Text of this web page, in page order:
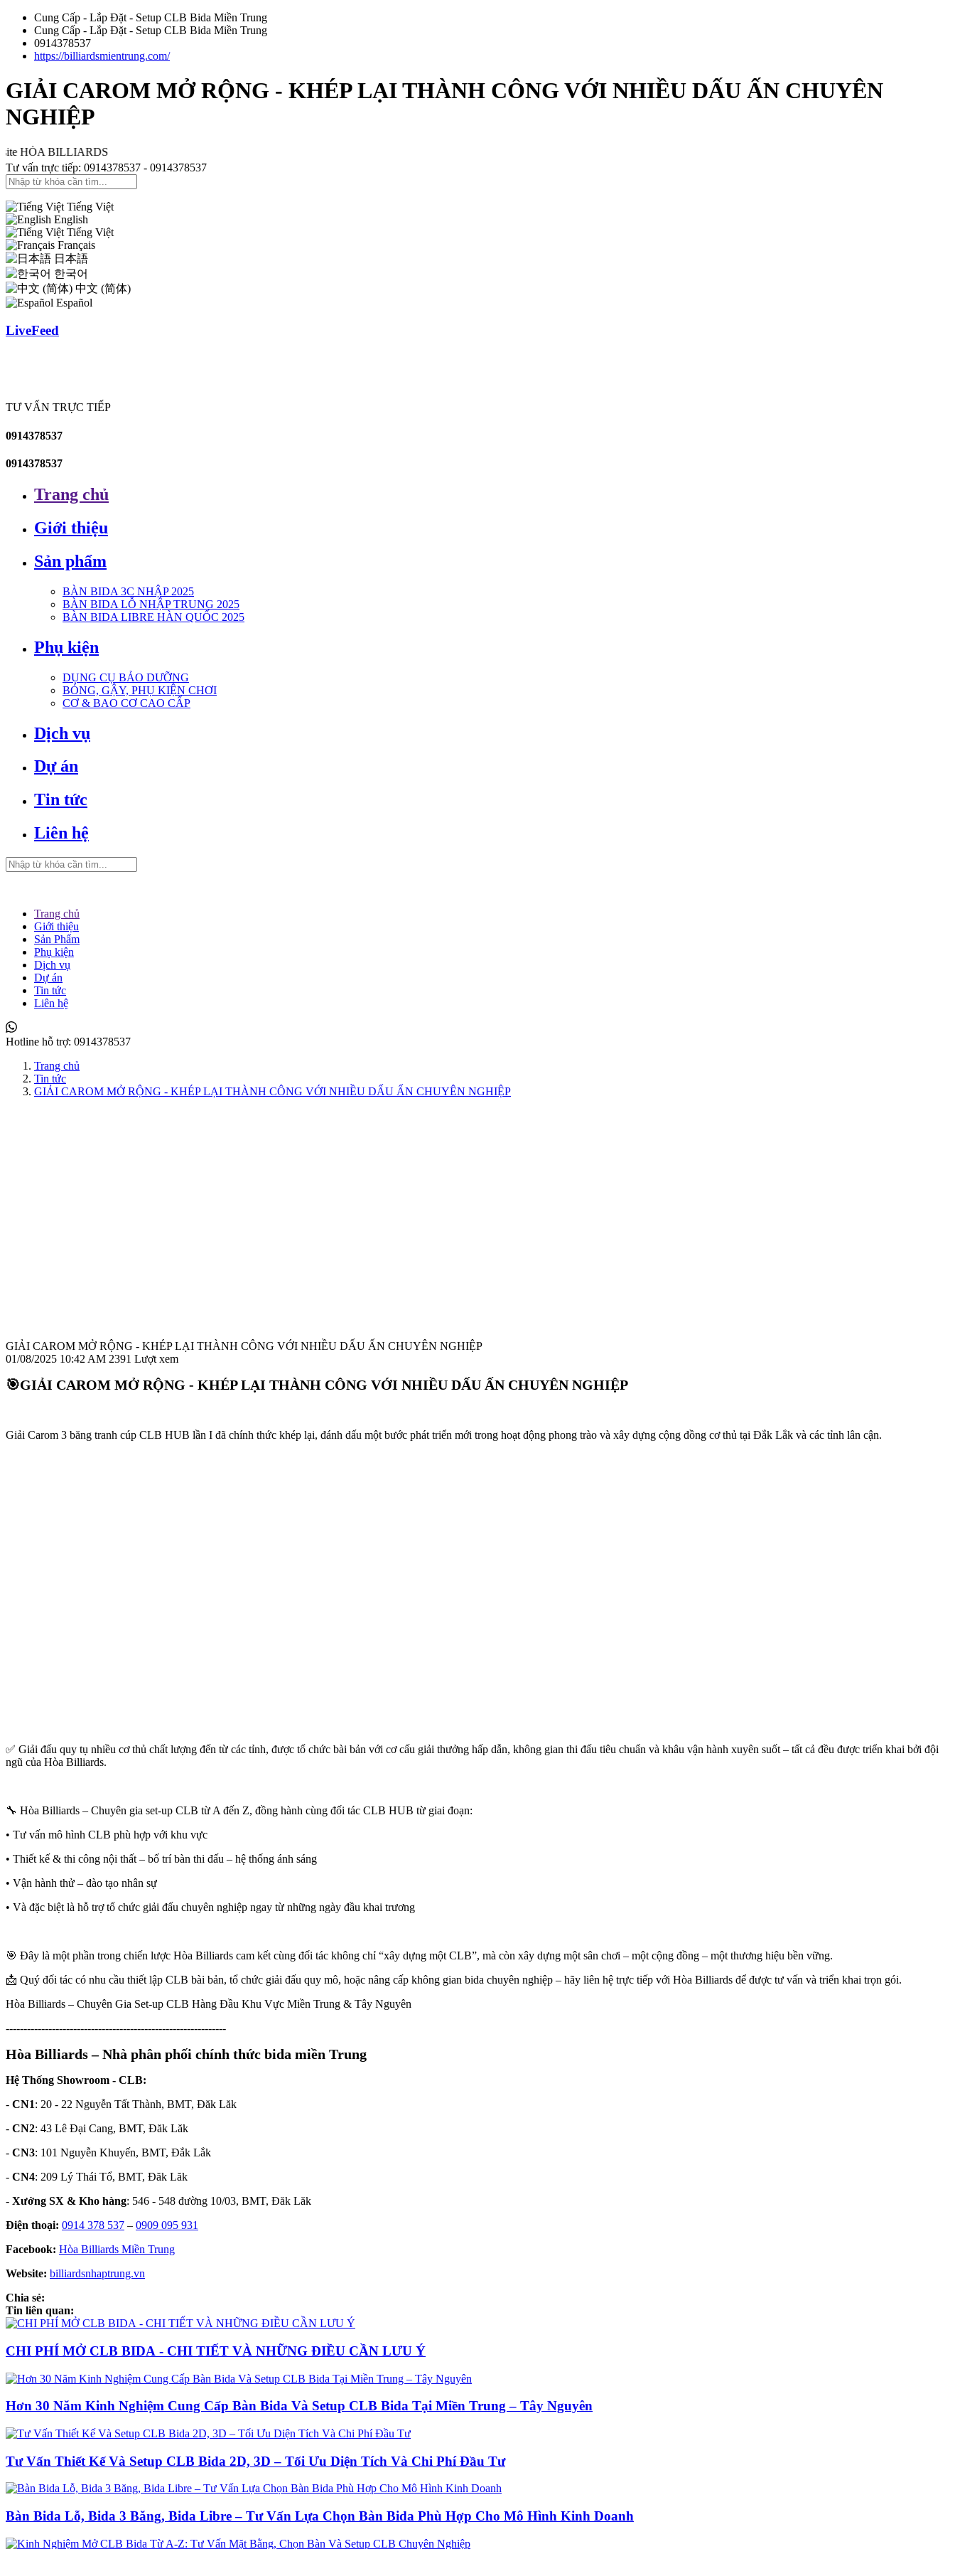
Cung Cấp - Lắp Đặt - Setup CLB Bida Miền Trung
Cung Cấp - Lắp Đặt - Setup CLB Bida Miền Trung
0914378537
https://billiardsmientrung.com/
GIẢI CAROM MỞ RỘNG - KHÉP LẠI THÀNH CÔNG VỚI NHIỀU DẤU ẤN CHUYÊN
NGHIỆP
BILLIARDS
Tư vấn trực tiếp: 0914378537 - 0914378537
Tiếng Việt
English
Tiếng Việt
Français
日本語
한국어
中文 (简体)
Español
LiveFeed
TƯ VẤN TRỰC TIẾP
0914378537
0914378537
Trang chủ
Giới thiệu
Sản phẩm
BÀN BIDA 3C NHẬP 2025
BÀN BIDA LỖ NHẬP TRUNG 2025
BÀN BIDA LIBRE HÀN QUỐC 2025
Phụ kiện
DỤNG CỤ BẢO DƯỠNG
BÓNG, GẬY, PHỤ KIỆN CHƠI
CƠ & BAO CƠ CAO CẤP
Dịch vụ
Dự án
Tin tức
Liên hệ
Trang chủ
Giới thiệu
Sản Phẩm
Phụ kiện
Dịch vụ
Dự án
Tin tức
Liên hệ
Hotline hỗ trợ: 0914378537
Trang chủ
Tin tức
GIẢI CAROM MỞ RỘNG - KHÉP LẠI THÀNH CÔNG VỚI NHIỀU DẤU ẤN CHUYÊN NGHIỆP
GIẢI CAROM MỞ RỘNG - KHÉP LẠI THÀNH CÔNG VỚI NHIỀU DẤU ẤN CHUYÊN NGHIỆP
01/08/2025 10:42 AM 2391 Lượt xem
🎯GIẢI CAROM MỞ RỘNG - KHÉP LẠI THÀNH CÔNG VỚI NHIỀU DẤU ẤN CHUYÊN NGHIỆP
Giải Carom 3 băng tranh cúp CLB HUB lần I đã chính thức khép lại, đánh dấu một bước phát triển mới trong hoạt động phong trào và xây dựng cộng đồng cơ thủ tại Đắk Lắk và các tỉnh lân cận.
✅ Giải đấu quy tụ nhiều cơ thủ chất lượng đến từ các tỉnh, được tổ chức bài bản với cơ cấu giải thưởng hấp dẫn, không gian thi đấu tiêu chuẩn và khâu vận hành xuyên suốt – tất cả đều được triển khai bởi đội
ngũ của Hòa Billiards.
🔧 Hòa Billiards – Chuyên gia set-up CLB từ A đến Z, đồng hành cùng đối tác CLB HUB từ giai đoạn:
• Tư vấn mô hình CLB phù hợp với khu vực
• Thiết kế & thi công nội thất – bố trí bàn thi đấu – hệ thống ánh sáng
• Vận hành thử – đào tạo nhân sự
• Và đặc biệt là hỗ trợ tổ chức giải đấu chuyên nghiệp ngay từ những ngày đầu khai trương
🎯 Đây là một phần trong chiến lược Hòa Billiards cam kết cùng đối tác không chỉ “xây dựng một CLB”, mà còn xây dựng một sân chơi – một cộng đồng – một thương hiệu bền vững.
📩 Quý đối tác có nhu cầu thiết lập CLB bài bản, tổ chức giải đấu quy mô, hoặc nâng cấp không gian bida chuyên nghiệp – hãy liên hệ trực tiếp với Hòa Billiards để được tư vấn và triển khai trọn gói.
Hòa Billiards – Chuyên Gia Set-up CLB Hàng Đầu Khu Vực Miền Trung & Tây Nguyên
--------------------------------------------------------------
Hòa Billiards – Nhà phân phối chính thức bida miền Trung
Hệ Thống Showroom - CLB:
- CN1: 20 - 22 Nguyễn Tất Thành, BMT, Đăk Lăk
- CN2: 43 Lê Đại Cang, BMT, Đăk Lăk
- CN3: 101 Nguyễn Khuyến, BMT, Đắk Lắk
- CN4: 209 Lý Thái Tổ, BMT, Đăk Lăk
- Xưởng SX & Kho hàng: 546 - 548 đường 10/03, BMT, Đăk Lăk
Điện thoại: 0914 378 537 – 0909 095 931
Facebook: Hòa Billiards Miền Trung
Website: billiardsnhaptrung.vn
Chia sẻ:
Tin liên quan:
CHI PHÍ MỞ CLB BIDA - CHI TIẾT VÀ NHỮNG ĐIỀU CẦN LƯU Ý
Hơn 30 Năm Kinh Nghiệm Cung Cấp Bàn Bida Và Setup CLB Bida Tại Miền Trung – Tây Nguyên
Tư Vấn Thiết Kế Và Setup CLB Bida 2D, 3D – Tối Ưu Diện Tích Và Chi Phí Đầu Tư
Bàn Bida Lỗ, Bida 3 Băng, Bida Libre – Tư Vấn Lựa Chọn Bàn Bida Phù Hợp Cho Mô Hình Kinh Doanh